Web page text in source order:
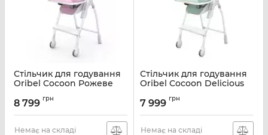
Стільчик для годування
Oribel Cocoon Рожеве
Артикул: OR206-90013
8 799 грн
Немає на складі
Стільчик для годування
Oribel Cocoon Delicious
OR204-90013
Артикул: OR204-90013
7 999 грн
Немає на складі